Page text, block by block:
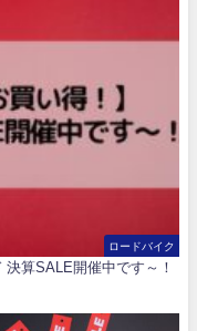
ロードバイク
決算SALE開催中です～！